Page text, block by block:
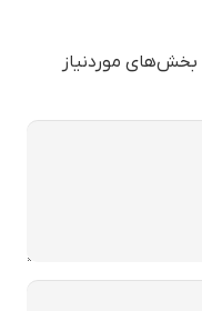
بخش‌های موردنیاز